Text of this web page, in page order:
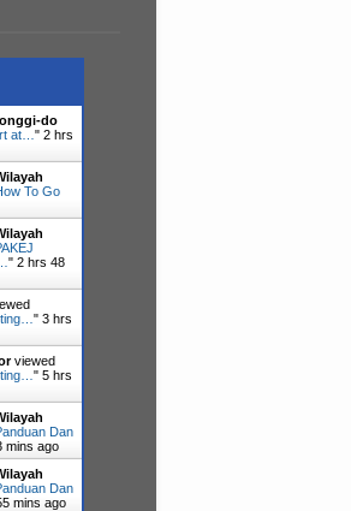
do
at… " 2 hrs
To Go
" 2 hrs 48
" 3 hrs
viewed
" 5 hrs
Dan
mins ago
Dan
mins ago